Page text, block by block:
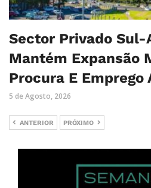
Sector Privado
Mantém Expansão
Procura E Emprego
5 de Agosto, 2026
ANTERIOR PRÓXIMO